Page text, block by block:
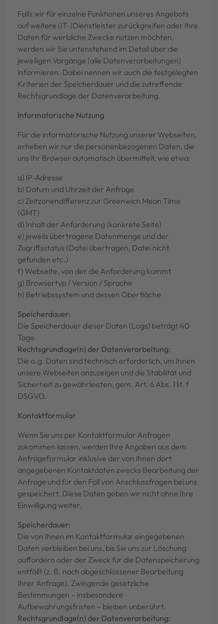
Falls wir für einzelne Funktionen unseres Angebots
auf weitere (IT-)Dienstleister zurückgreifen oder Ihre
Daten für werbliche Zwecke nutzen möchten,
werden wir Sie untenstehend im Detail über die
jeweiligen Vorgänge (alle Datenverarbeitungen)
informieren. Dabei nennen wir auch die festgelegten
Kriterien der Speicherdauer und die zutreffende
Rechtsgrundlage der Datenverarbeitung.
Informatorische Nutzung
Für die informatorische Nutzung unserer Webseiten,
erheben wir nur die personenbezogenen Daten, die
uns Ihr Browser automatisch übermittelt, wie etwa:
a) IP-Adresse
b) Datum und Uhrzeit der Anfrage
c) Zeitzonendifferenz zur Greenwich Mean Time
(GMT)
d) Inhalt der Anforderung (konkrete Seite)
e) jeweils übertragene Datenmenge und der
Zugriffsstatus (Datei übertragen, Datei nicht
gefunden etc.)
f) Webseite, von der die Anforderung kommt
g) Browsertyp / Version / Sprache
h) Betriebssystem und dessen Oberfläche
Speicherdauer:
Die Speicherdauer dieser Daten (Logs) beträgt 40
Tage.
Rechtsgrundlage(n) der Datenverarbeitung:
Die o.g. Daten sind technisch erforderlich, um Ihnen
unsere Webseiten anzuzeigen und die Stabilität und
Sicherheit zu gewährleisten, gem. Art. 6 Abs. 1 lit. f
DSGVO.
Kontaktformular
Wenn Sie uns per Kontaktformular Anfragen
zukommen lassen, werden Ihre Angaben aus dem
Anfrageformular inklusive der von Ihnen dort
angegebenen Kontaktdaten zwecks Bearbeitung der
Anfrage und für den Fall von Anschlussfragen bei uns
gespeichert. Diese Daten geben wir nicht ohne Ihre
Einwilligung weiter.
Speicherdauer:
Die von Ihnen im Kontaktformular eingegebenen
Daten verbleiben bei uns, bis Sie uns zur Löschung
auffordern oder der Zweck für die Datenspeicherung
entfällt (z. B. nach abgeschlossener Bearbeitung
Ihrer Anfrage). Zwingende gesetzliche
Bestimmungen – insbesondere
Aufbewahrungsfristen – bleiben unberührt.
Rechtsgrundlage(n) der Datenverarbeitung: